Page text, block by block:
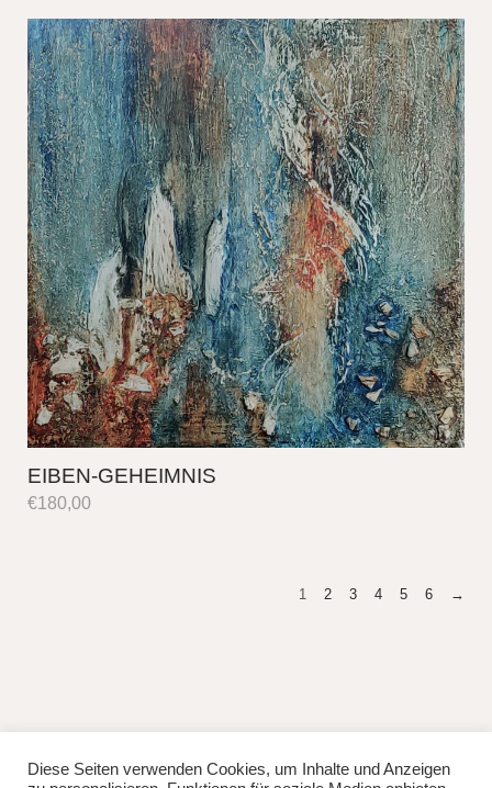
EIBEN-GEHEIMNIS
€180,00
1 2 3 4 5 6 →
Diese Seiten verwenden Cookies, um Inhalte und Anzeigen